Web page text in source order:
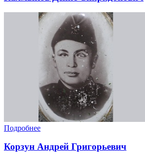
Подробнее
Корзун Андрей Григорьевич